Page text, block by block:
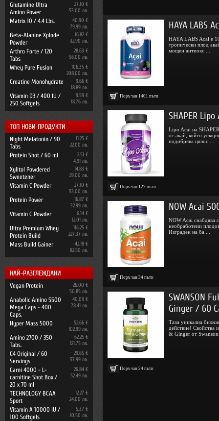
Glutamine Ultra
Amino Power
27.10 €
53.00 лв.
Matrix 10 / 4.4 Lbs.
40.90 €
79.99 лв.
Beta-Alanine Xplode
Powder
16.82 €
32.90 лв.
Arthro Forte / 120
Tabs
28.63 €
56.00 лв.
Whey Pure Fusion
106.35 €
208.00 лв.
Creatine Monohydrate
9.66 €
18.89 лв.
Vitamin D3 / 400 IU /
250 Softgels
9.59 €
18.76 лв.
ТОП НОВИ ПРОДУКТИ
Night Melatonin / 90
Tabs
11.25 €
22.00 лв.
Protein Shot / 60 ml
2.51 €
4.91 лв.
Xylitol Powdered
Sweetener
14.83 €
29.00 лв.
Vitamin C Powder
27.10 €
53.00 лв.
Protein Power
16.87 €
32.99 лв.
Vitamin C Powder
6.14 €
12.01 лв.
Ultra Premium Whey
Protein Build
116.25 €
227.37 лв.
Mass Build Gainer
42.18 €
82.50 лв.
НАЙ-РАЗГЛЕЖДАНИ
Vegan Protein
26.00 €
50.85 лв.
Anabolic Amino 5500
Mega Caps - 400
Caps.
40.09 €
78.41 лв.
Hyper Mass 5000
52.66 €
102.99 лв.
Amino 2700 / 350
Tabs.
62.25 €
121.75 лв.
C4 Original / 60
Servings
29.65 €
57.99 лв.
Carni 4000 - L-
carnitine Shot Box /
20 x 70 ml
26.84 €
52.49 лв.
TECHNOLOGY BCAA
Sport
12.27 €
24.00 лв.
Vitamin A 10000 IU /
100 Softgels
5.37 €
10.50 лв.
Поръчан 1401 пъти
HAYA LABS
HAYA LABS Acai е
тропически плод
мощен антиокс ...
Поръчан 127 пъти
SHAPER
Lipo Acai на
от акай, който
подобрява цялос ...
Поръчан 34 пъти
NOW Acai
NOW Acai снабдява
необработени
Изграден на ба ...
Поръчан 24 пъти
SWANSON
Ginger / 60
Тази уникална
действие! Свойства
& Ginger от